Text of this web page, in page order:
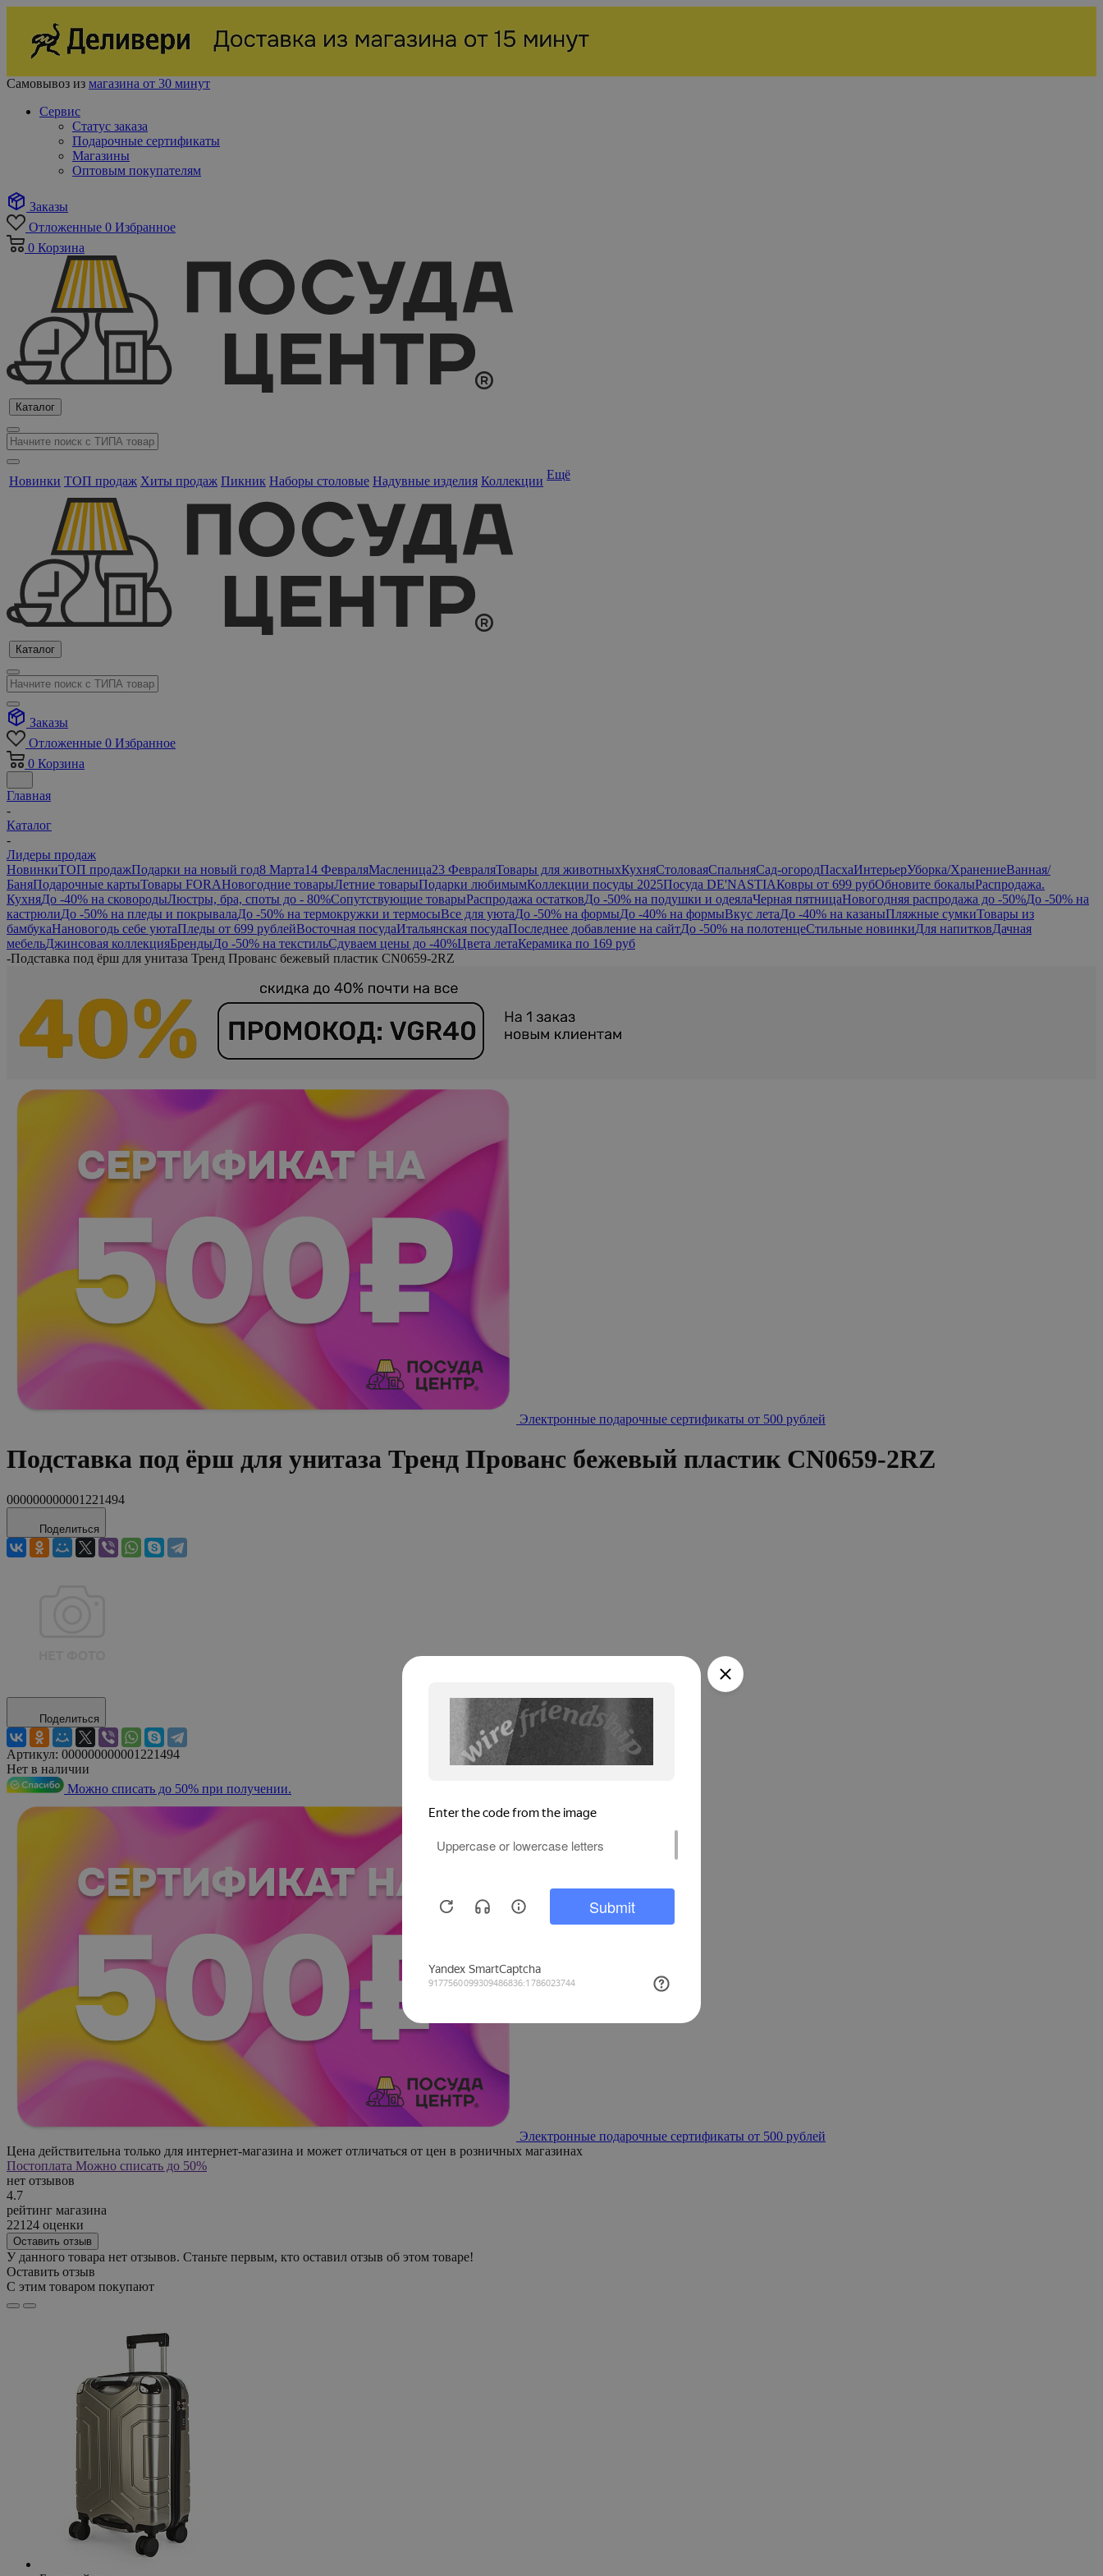
Самовывоз из магазина от 30 минут
Сервис
Статус заказа
Подарочные сертификаты
Магазины
Оптовым покупателям
Заказы
Отложенные 0 Избранное
0 Корзина
Каталог
Новинки ТОП продаж Хиты продаж Пикник Наборы столовые Надувные изделия Коллекции Ещё
Каталог
Заказы
Отложенные 0 Избранное
0 Корзина
Главная
-
Каталог
-
Лидеры продаж
НовинкиТОП продажПодарки на новый год8 Марта14 ФевраляМасленица23 ФевраляТовары для животныхКухняСтоловаяСпальняСад-огородПасхаИнтерьерУборка/ХранениеВанная/
БаняПодарочные картыТовары FORAНовогодние товарыЛетние товарыПодарки любимымКоллекции посуды 2025Посуда DE'NASTIAКовры от 699 рубОбновите бокалыРаспродажа.
КухняДо -40% на сковородыЛюстры, бра, споты до - 80%Сопутствующие товарыРаспродажа остатковДо -50% на подушки и одеялаЧерная пятницаНовогодняя распродажа до -50%До -50% на
кастрюлиДо -50% на пледы и покрывалаДо -50% на термокружки и термосыВсе для уютаДо -50% на формыДо -40% на формыВкус летаДо -40% на казаныПляжные сумкиТовары из
бамбукаНановогодь себе уютаПледы от 699 рублейВосточная посудаИтальянская посудаПоследнее добавление на сайтДо -50% на полотенцеСтильные новинкиДля напитковДачная
мебельДжинсовая коллекцияБрендыДо -50% на текстильСдуваем цены до -40%Цвета летаКерамика по 169 руб
-Подставка под ёрш для унитаза Тренд Прованс бежевый пластик CN0659-2RZ
Электронные подарочные сертификаты от 500 рублей
Подставка под ёрш для унитаза Тренд Прованс бежевый пластик CN0659-2RZ
000000000001221494
Поделиться
Поделиться
Артикул: 000000000001221494
Нет в наличии
Можно списать до 50% при получении.
Электронные подарочные сертификаты от 500 рублей
Цена действительна только для интернет-магазина и может отличаться от цен в розничных магазинах
Постоплата Можно списать до 50%
нет отзывов
4.7
рейтинг магазина
22124 оценки
Оставить отзыв
У данного товара нет отзывов. Станьте первым, кто оставил отзыв об этом товаре!
Оставить отзыв
С этим товаром покупают